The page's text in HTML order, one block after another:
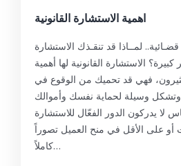
اهمية الاستشارة القانونية
لمــاذا قد تنقـذك الاستشارة
الاستشارة القانونية لها أهمية
فهي قد تحميك من الوقوع في
وتشكل وسيلة لحماية نفسك وأموالك
لا يدركون الدور الفعّال للاستشارة
أو على الأقل في منح العميل تصوراً
كاملاً…